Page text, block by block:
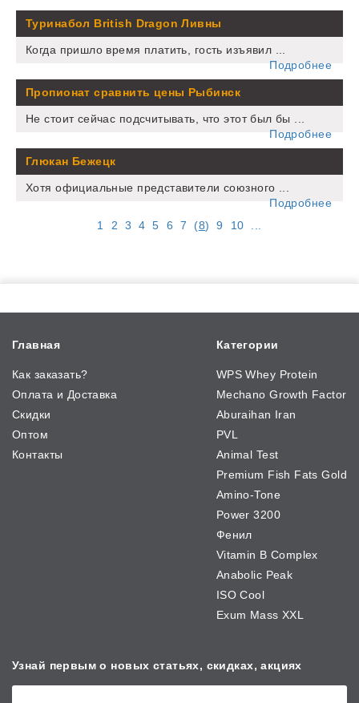
Туринабол British Dragon Ливны
Когда пришло время платить, гость изъявил ...
Подробнее
Пропионат сравнить цены Рыбинск
Не стоит сейчас подсчитывать, что этот был бы ...
Подробнее
Глюкан Бежецк
Хотя официальные представители союзного ...
Подробнее
1
2 3 4 5 6 7 (8) 9 10 ...
Главная
Как заказать?
Оплата и Доставка
Скидки
Оптом
Контакты
Категории
WPS Whey Protein
Mechano Growth Factor
Aburaihan Iran
PVL
Animal Test
Premium Fish Fats Gold
Amino-Tone
Power 3200
Фенил
Vitamin B Complex
Anabolic Peak
ISO Cool
Exum Mass XXL
Узнай первым о новых статьях, скидках, акциях